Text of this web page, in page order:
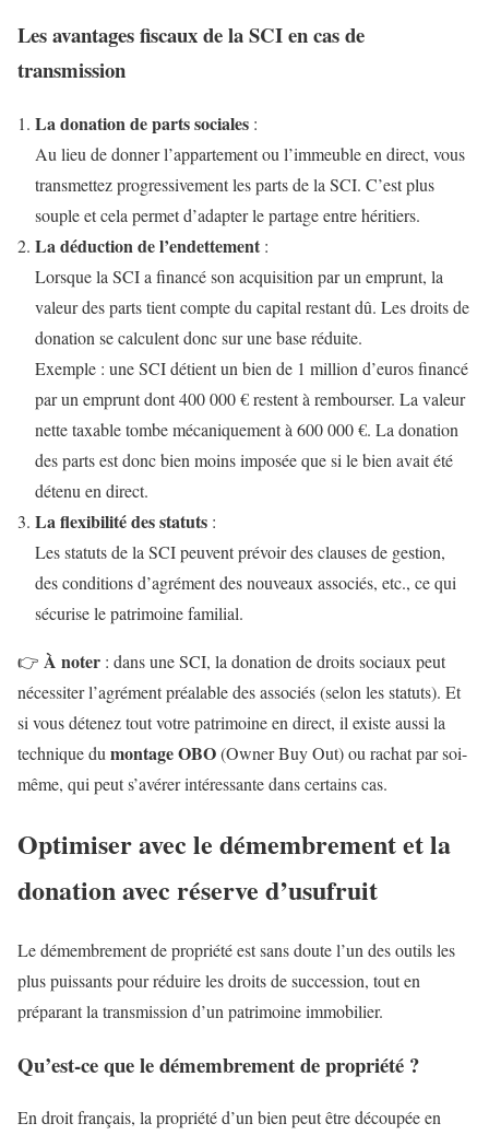
Les avantages fiscaux de la SCI en cas de
transmission
La donation de parts sociales :
Au lieu de donner l’appartement ou l’immeuble en direct, vous
transmettez progressivement les parts de la SCI. C’est plus
souple et cela permet d’adapter le partage entre héritiers.
La déduction de l’endettement :
Lorsque la SCI a financé son acquisition par un emprunt, la
valeur des parts tient compte du capital restant dû. Les droits de
donation se calculent donc sur une base réduite.
Exemple : une SCI détient un bien de 1 million d’euros financé
par un emprunt dont 400 000 € restent à rembourser. La valeur
nette taxable tombe mécaniquement à 600 000 €. La donation
des parts est donc bien moins imposée que si le bien avait été
détenu en direct.
La flexibilité des statuts :
Les statuts de la SCI peuvent prévoir des clauses de gestion,
des conditions d’agrément des nouveaux associés, etc., ce qui
sécurise le patrimoine familial.
👉 À noter : dans une SCI, la donation de droits sociaux peut
nécessiter l’agrément préalable des associés (selon les statuts). Et
si vous détenez tout votre patrimoine en direct, il existe aussi la
technique dumontage OBO(Owner Buy Out) ou rachat par soi-
même, qui peut s’avérer intéressante dans certains cas.
Optimiser avec le démembrement et la
donation avec réserve d’usufruit
Le démembrement de propriété est sans doute l’un des outils les
plus puissants pour réduire les droits de succession, tout en
préparant la transmission d’un patrimoine immobilier.
Qu’est-ce que le démembrement de propriété ?
En droit français, la propriété d’un bien peut être découpée en